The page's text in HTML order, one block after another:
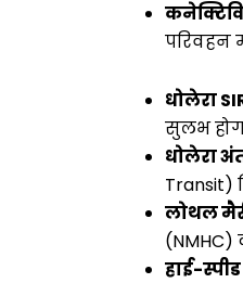
परिवहन
धोलेरा
सुलभ
धोलेरा
Transit)
लोथल
(NMHC)
हाई-